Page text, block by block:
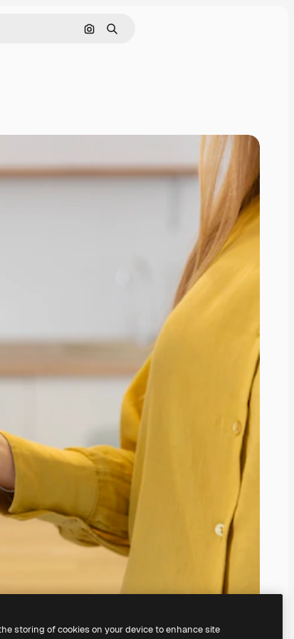
Pesquisar por imagem
Buscar
storing of cookies on your device to enhance site